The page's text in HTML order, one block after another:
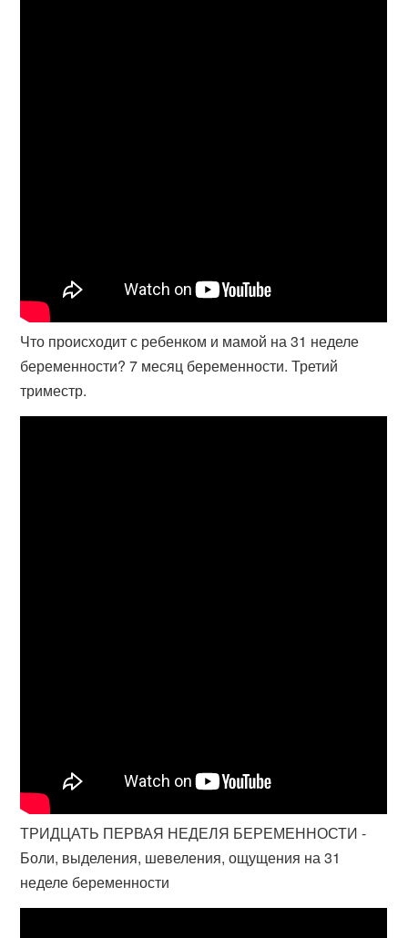
Что происходит с ребенком и мамой на 31 неделе
беременности? 7 месяц беременности. Третий
триместр.
ТРИДЦАТЬ ПЕРВАЯ НЕДЕЛЯ БЕРЕМЕННОСТИ -
Боли, выделения, шевеления, ощущения на 31
неделе беременности